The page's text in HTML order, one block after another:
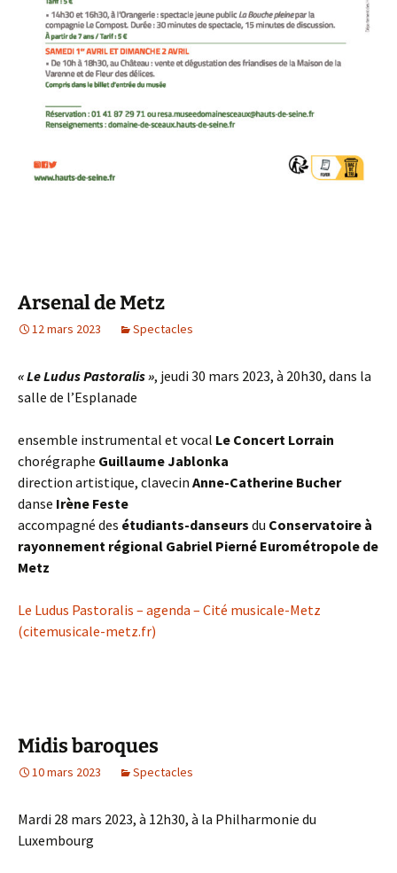
Arsenal de Metz
12 mars 2023 Spectacles
« Le Ludus Pastoralis », jeudi 30 mars 2023, à 20h30, dans la
salle de l’Esplanade
ensemble instrumental et vocal Le Concert Lorrain
chorégraphe Guillaume Jablonka
direction artistique, clavecin Anne-Catherine Bucher
danse Irène Feste
accompagné des étudiants-danseurs du Conservatoire à
rayonnement régional Gabriel Pierné Eurométropole de
Metz
Le Ludus Pastoralis – agenda – Cité musicale-Metz
(citemusicale-metz.fr)
Midis baroques
10 mars 2023 Spectacles
Mardi 28 mars 2023, à 12h30, à la Philharmonie du
Luxembourg